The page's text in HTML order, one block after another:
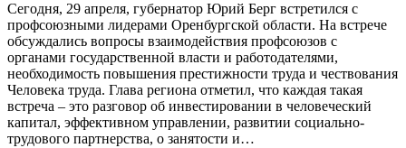
Сегодня, 29 апреля, губернатор Юрий Берг встретился с
профсоюзными лидерами Оренбургской области. На встрече
обсуждались вопросы взаимодействия профсоюзов с
органами государственной власти и работодателями,
необходимость повышения престижности труда и чествования
Человека труда. Глава региона отметил, что каждая такая
встреча – это разговор об инвестировании в человеческий
капитал, эффективном управлении, развитии социально-
трудового партнерства, о занятости и…